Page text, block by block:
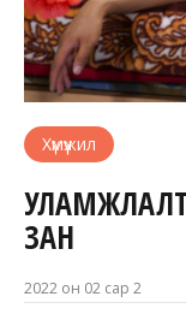
Хүмүүжил
УЛАМЖЛАЛТ
ЗАН
2022 он 02 сар 2